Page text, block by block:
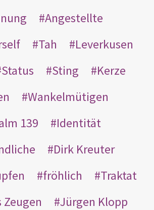
Angestellte
Tah
Leverkusen
Status Sting
Kerze
Wankelmütigen
139
Identität
Dirk Kreuter
fröhlich
Traktat
Zeugen
Jürgen Klopp